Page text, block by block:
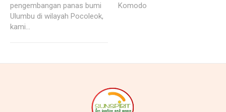
pengembangan panas bumi
Ulumbu di wilayah Pocoleok,
kami...
Komodo